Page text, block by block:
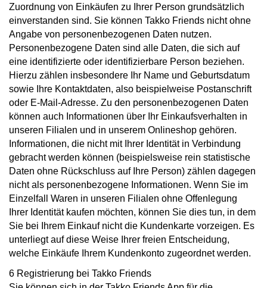
Zuordnung von Einkäufen zu Ihrer Person grundsätzlich
einverstanden sind. Sie können Takko Friends nicht ohne
Angabe von personenbezogenen Daten nutzen.
Personenbezogene Daten sind alle Daten, die sich auf
eine identifizierte oder identifizierbare Person beziehen.
Hierzu zählen insbesondere Ihr Name und Geburtsdatum
sowie Ihre Kontaktdaten, also beispielweise Postanschrift
oder E-Mail-Adresse. Zu den personenbezogenen Daten
können auch Informationen über Ihr Einkaufsverhalten in
unseren Filialen und in unserem Onlineshop gehören.
Informationen, die nicht mit Ihrer Identität in Verbindung
gebracht werden können (beispielsweise rein statistische
Daten ohne Rückschluss auf Ihre Person) zählen dagegen
nicht als personenbezogene Informationen. Wenn Sie im
Einzelfall Waren in unseren Filialen ohne Offenlegung
Ihrer Identität kaufen möchten, können Sie dies tun, in dem
Sie bei Ihrem Einkauf nicht die Kundenkarte vorzeigen. Es
unterliegt auf diese Weise Ihrer freien Entscheidung,
welche Einkäufe Ihrem Kundenkonto zugeordnet werden.
6 Registrierung bei Takko Friends